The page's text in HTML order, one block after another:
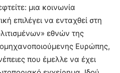
μια κοινωνία
επιλέγει να ενταχθεί στη
εθνών της
Eυρώπης,
που έμελλε να έχει